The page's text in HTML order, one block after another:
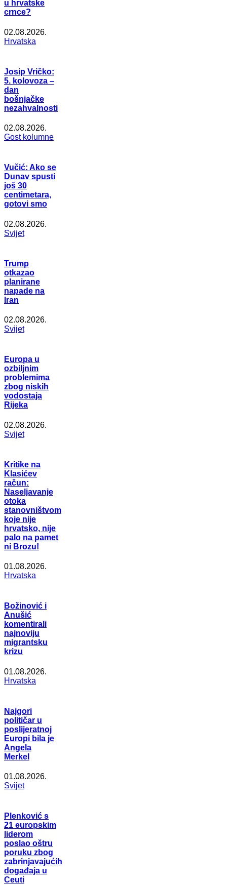
u hrvatske
crnce?
02.08.2026.
Hrvatska
Josip Vričko:
5. kolovoza –
dan
bošnjačke
nezahvalnosti
02.08.2026.
Gost kolumne
Vučić: Ako se
Dunav spusti
još 30
centimetara,
gotovi smo
02.08.2026.
Svijet
Trump
otkazao
planirane
napade na
Iran
02.08.2026.
Svijet
Europa u
ozbiljnim
problemima
zbog niskih
vodostaja
Rijeka
02.08.2026.
Svijet
Kritike na
Klasićev
račun:
Naseljavanje
otoka
stanovništvom
koje nije
hrvatsko, nije
palo na pamet
ni Brozu!
01.08.2026.
Hrvatska
Božinović i
Anušić
komentirali
najnoviju
migrantsku
krizu
01.08.2026.
Hrvatska
Najgori
političar u
poslijeratnoj
Europi bila je
Angela
Merkel
01.08.2026.
Svijet
Plenković s
21 europskim
liderom
poslao oštru
poruku zbog
zabrinjavajućih
događaja u
Ceuti